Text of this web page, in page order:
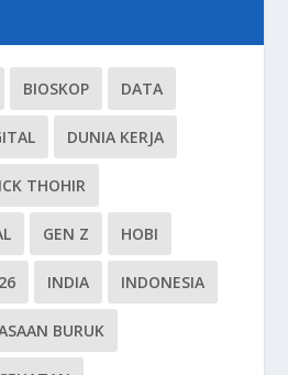
BIOSKOP DATA
DUNIA KERJA
THOHIR
GEN Z HOBI
INDIA INDONESIA
BURUK